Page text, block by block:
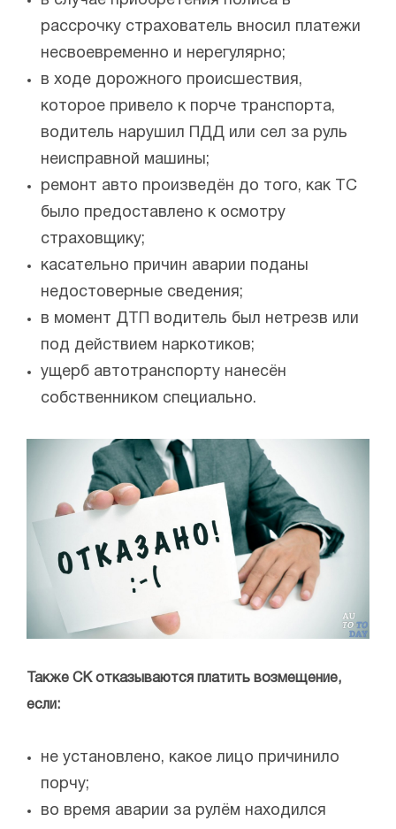
рассрочку страхователь вносил платежи
несвоевременно и нерегулярно;
в ходе дорожного происшествия,
которое привело к порче транспорта,
водитель нарушил ПДД или сел за руль
неисправной машины;
ремонт авто произведён до того, как ТС
было предоставлено к осмотру
страховщику;
касательно причин аварии поданы
недостоверные сведения;
в момент ДТП водитель был нетрезв или
под действием наркотиков;
ущерб автотранспорту нанесён
собственником специально.
Также СК отказываются платить возмещение,
если:
не установлено, какое лицо причинило
порчу;
во время аварии за рулём находился